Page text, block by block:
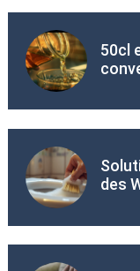
50cl
des